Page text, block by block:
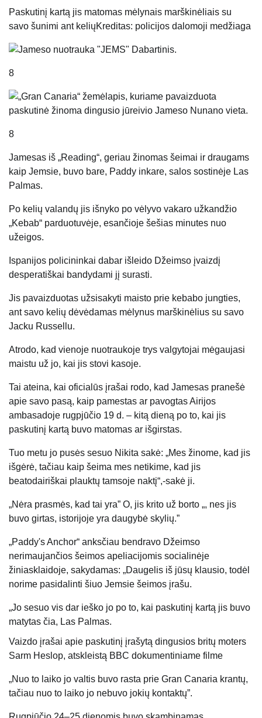
Paskutinį kartą jis matomas mėlynais marškinėliais su
savo šunimi ant keliųKreditas: policijos dalomoji medžiaga
8
8
Jamesas iš „Reading“, geriau žinomas šeimai ir draugams
kaip Jemsie, buvo bare, Paddy inkare, salos sostinėje Las
Palmas.
Po kelių valandų jis išnyko po vėlyvo vakaro užkandžio
„Kebab“ parduotuvėje, esančioje šešias minutes nuo
užeigos.
Ispanijos policininkai dabar išleido Džeimso įvaizdį
desperatiškai bandydami jį surasti.
Jis pavaizduotas užsisakyti maisto prie kebabo jungties,
ant savo kelių dėvėdamas mėlynus marškinėlius su savo
Jacku Russellu.
Atrodo, kad vienoje nuotraukoje trys valgytojai mėgaujasi
maistu už jo, kai jis stovi kasoje.
Tai ateina, kai oficialūs įrašai rodo, kad Jamesas pranešė
apie savo pasą, kaip pamestas ar pavogtas Airijos
ambasadoje rugpjūčio 19 d. – kitą dieną po to, kai jis
paskutinį kartą buvo matomas ar išgirstas.
Tuo metu jo pusės sesuo Nikita sakė: „Mes žinome, kad jis
išgėrė, tačiau kaip šeima mes netikime, kad jis
beatodairiškai plauktų tamsoje naktį“,-sakė ji.
„Nėra prasmės, kad tai yra” O, jis krito už borto „, nes jis
buvo girtas, istorijoje yra daugybė skylių.”
„Paddy's Anchor“ anksčiau bendravo Džeimso
nerimaujančios šeimos apeliacijomis socialinėje
žiniasklaidoje, sakydamas: „Daugelis iš jūsų klausio, todėl
norime pasidalinti šiuo Jemsie šeimos įrašu.
„Jo sesuo vis dar ieško jo po to, kai paskutinį kartą jis buvo
matytas čia, Las Palmas.
Vaizdo įrašai apie paskutinį įrašytą dingusios britų moters
Sarm Heslop, atskleistą BBC dokumentiniame filme
„Nuo to laiko jo valtis buvo rasta prie Gran Canaria krantų,
tačiau nuo to laiko jo nebuvo jokių kontaktų”.